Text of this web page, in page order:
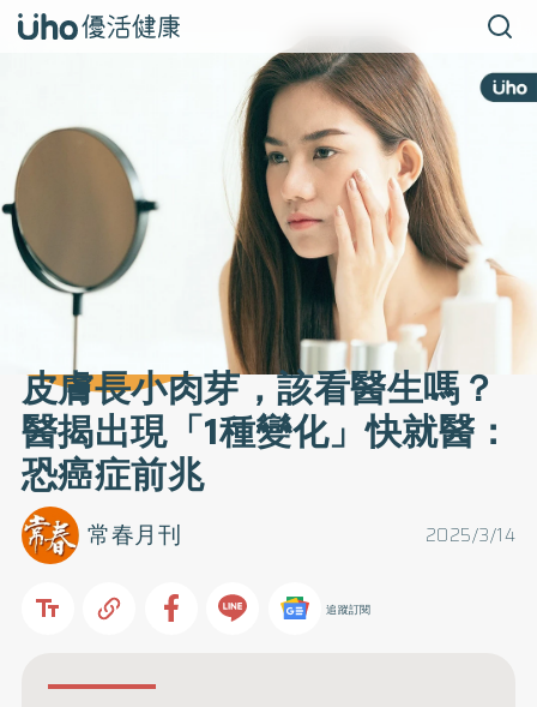
皮膚長小肉芽，該看醫生嗎？
醫揭出現「1種變化」快就醫：
恐癌症前兆
2025/3/14
常春月刊
追蹤訂閱